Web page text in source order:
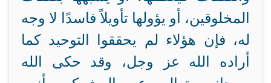
المخلوقين، أو يؤولها تأويلاً فاسدًا لا وجه
له، فإن هؤلاء لم يحققوا التوحيد كما
أراده الله عز وجل، وقد حكى الله